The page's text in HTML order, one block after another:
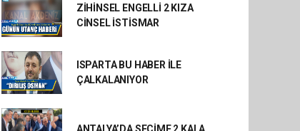
ZİHİNSEL ENGELLİ 2 KIZA
CİNSEL İSTİSMAR
ISPARTA BU HABER İLE
ÇALKALANIYOR